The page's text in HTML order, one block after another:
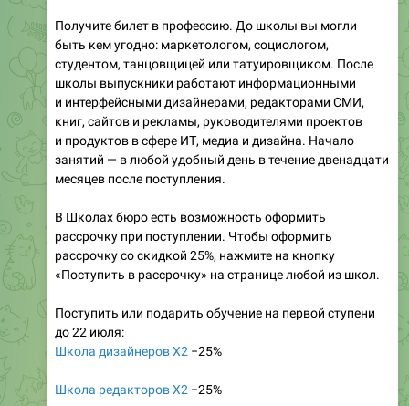
Получите билет в профессию. До школы вы могли
быть кем угодно: маркетологом, социологом,
студентом, танцовщицей или татуировщиком. После
школы выпускники работают информационными
и интерфейсными дизайнерами, редакторами СМИ,
книг, сайтов и рекламы, руководителями проектов
и продуктов в сфере ИТ, медиа и дизайна. Начало
занятий — в любой удобный день в течение двенадцати
месяцев после поступления.
В Школах бюро есть возможность оформить
рассрочку при поступлении. Чтобы оформить
рассрочку со скидкой 25%, нажмите на кнопку
«Поступить в рассрочку» на странице любой из школ.
Поступить или подарить обучение на первой ступени
до 22 июля:
Школа дизайнеров X2 −25%
Школа редакторов X2 −25%